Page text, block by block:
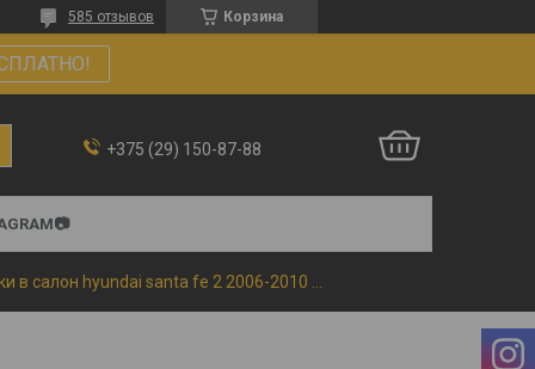
Корзина
585 отзывов
+375 (29) 150-87-88